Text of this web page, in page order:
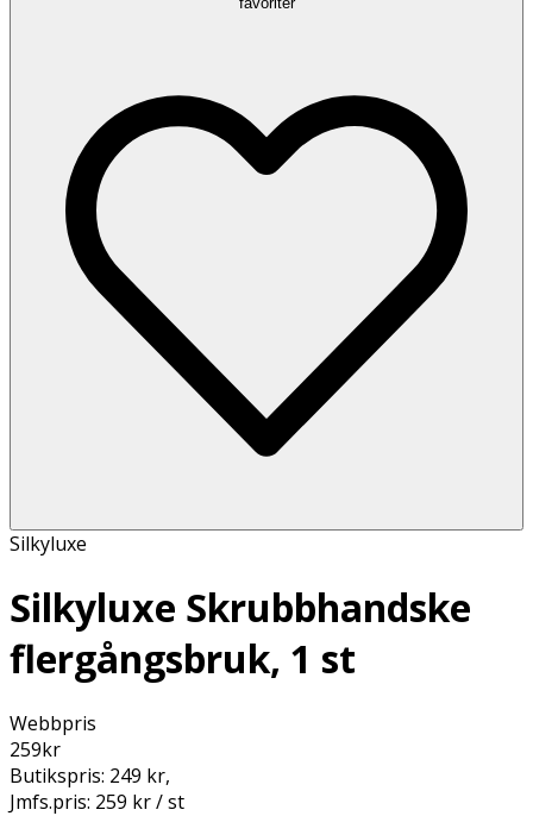
Silkyluxe
Silkyluxe Skrubbhandske
flergångsbruk, 1 st
Webbpris
259kr
Butikspris: 249 kr,
Jmfs.pris: 259 kr / st